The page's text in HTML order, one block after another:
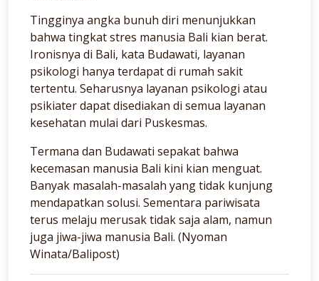
Tingginya angka bunuh diri menunjukkan
bahwa tingkat stres manusia Bali kian berat.
Ironisnya di Bali, kata Budawati, layanan
psikologi hanya terdapat di rumah sakit
tertentu. Seharusnya layanan psikologi atau
psikiater dapat disediakan di semua layanan
kesehatan mulai dari Puskesmas.
Termana dan Budawati sepakat bahwa
kecemasan manusia Bali kini kian menguat.
Banyak masalah-masalah yang tidak kunjung
mendapatkan solusi. Sementara pariwisata
terus melaju merusak tidak saja alam, namun
juga jiwa-jiwa manusia Bali. (Nyoman
Winata/Balipost)